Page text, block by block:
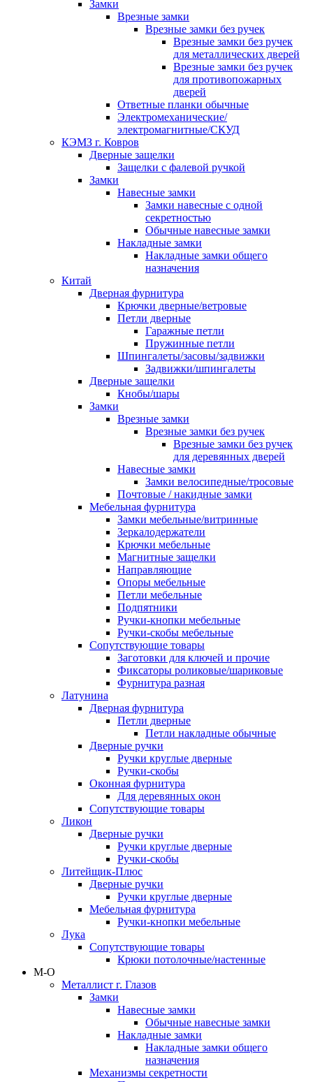
Замки
Врезные замки
Врезные замки без ручек
Врезные замки без ручек
для металлических дверей
Врезные замки без ручек
для противопожарных
дверей
Ответные планки обычные
Электромеханические/
электромагнитные/СКУД
КЭМЗ г. Ковров
Дверные защелки
Защелки с фалевой ручкой
Замки
Навесные замки
Замки навесные с одной
секретностью
Обычные навесные замки
Накладные замки
Накладные замки общего
назначения
Китай
Дверная фурнитура
Крючки дверные/ветровые
Петли дверные
Гаражные петли
Пружинные петли
Шпингалеты/засовы/задвижки
Задвижки/шпингалеты
Дверные защелки
Кнобы/шары
Замки
Врезные замки
Врезные замки без ручек
Врезные замки без ручек
для деревянных дверей
Навесные замки
Замки велосипедные/тросовые
Почтовые / накидные замки
Мебельная фурнитура
Замки мебельные/витринные
Зеркалодержатели
Крючки мебельные
Магнитные защелки
Направляющие
Опоры мебельные
Петли мебельные
Подпятники
Ручки-кнопки мебельные
Ручки-скобы мебельные
Сопутствующие товары
Заготовки для ключей и прочие
Фиксаторы роликовые/шариковые
Фурнитура разная
Латунина
Дверная фурнитура
Петли дверные
Петли накладные обычные
Дверные ручки
Ручки круглые дверные
Ручки-скобы
Оконная фурнитура
Для деревянных окон
Сопутствующие товары
Ликон
Дверные ручки
Ручки круглые дверные
Ручки-скобы
Литейщик-Плюс
Дверные ручки
Ручки круглые дверные
Мебельная фурнитура
Ручки-кнопки мебельные
Лука
Сопутствующие товары
Крюки потолочные/настенные
М-О
Металлист г. Глазов
Замки
Навесные замки
Обычные навесные замки
Накладные замки
Накладные замки общего
назначения
Механизмы секретности